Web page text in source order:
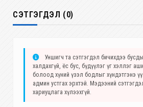
СЭТГЭГДЭЛ (0)
Уншигч та сэтгэгдэл бичихдээ
халдахгүй, ёс бус, бүдүүлэг үг хэллэг
болоод хүний үзэл бодлыг хүндэтгэнэ
админ устгах эрхтэй. Мэдээний
хариуцлага хүлээхгүй.